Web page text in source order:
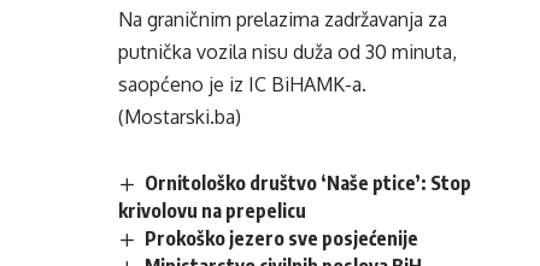
Na graničnim prelazima zadržavanja za
putnička vozila nisu duža od 30 minuta,
saopćeno je iz IC BiHAMK-a.
(Mostarski.ba)
Ornitološko društvo ‘Naše ptice’: Stop
krivolovu na prepelicu
Prokoško jezero sve posjećenije